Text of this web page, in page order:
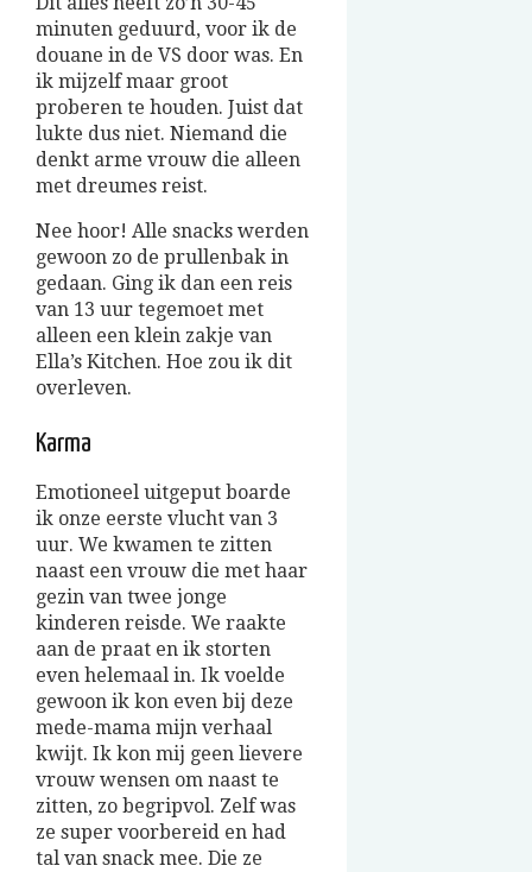
minuten geduurd, voor ik de
douane in de VS door was. En
ik mijzelf maar groot
proberen te houden. Juist dat
lukte dus niet. Niemand die
denkt arme vrouw die alleen
met dreumes reist.
Nee hoor! Alle snacks werden
gewoon zo de prullenbak in
gedaan. Ging ik dan een reis
van 13 uur tegemoet met
alleen een klein zakje van
Ella’s Kitchen. Hoe zou ik dit
overleven.
Karma
Emotioneel uitgeput boarde
ik onze eerste vlucht van 3
uur. We kwamen te zitten
naast een vrouw die met haar
gezin van twee jonge
kinderen reisde. We raakte
aan de praat en ik storten
even helemaal in. Ik voelde
gewoon ik kon even bij deze
mede-mama mijn verhaal
kwijt. Ik kon mij geen lievere
vrouw wensen om naast te
zitten, zo begripvol. Zelf was
ze super voorbereid en had
tal van snack mee. Die ze